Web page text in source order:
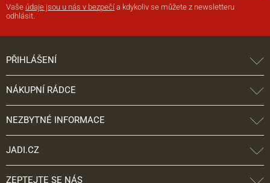
Vaše údaje jsou u nás v bezpečí a kdykoliv se můžete z newsletteru
odhlásit.
PŘIHLÁŠENÍ
NÁKUPNÍ RÁDCE
NEZBYTNÉ INFORMACE
JADI.CZ
ZEPTEJTE SE NÁS